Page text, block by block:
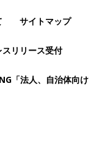
サイトマップ
スリリース受付
「法人、自治体向け